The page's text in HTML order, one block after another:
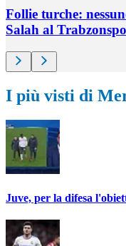
Follie turche:
Salah al
I più visti di
Juve, per la difesa